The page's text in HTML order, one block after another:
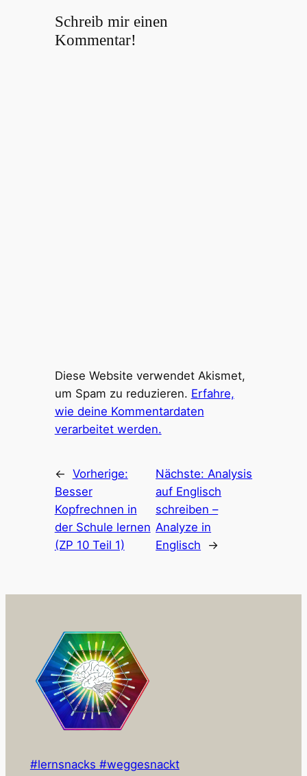
Schreib mir einen
Kommentar!
Diese Website verwendet Akismet,
um Spam zu reduzieren. Erfahre,
wie deine Kommentardaten
verarbeitet werden.
← Vorherige:
Besser
Kopfrechnen in
der Schule lernen
(ZP 10 Teil 1)
Nächste:Analysis
auf Englisch
schreiben –
Analyze in
Englisch
→
#lernsnacks #weggesnackt